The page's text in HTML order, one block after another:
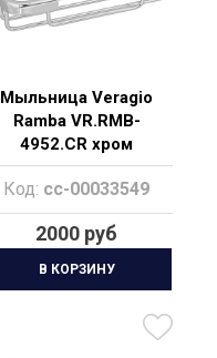
Мыльница Veragio
Ramba VR.RMB-
4952.CR хром
Код: cc-00033549
2000 руб
В КОРЗИНУ